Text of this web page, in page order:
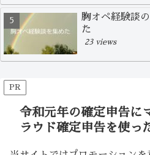
胸オペ経験談
た
23 views
PR
令和元年の確定申告に
ラウド確定申告を使っ